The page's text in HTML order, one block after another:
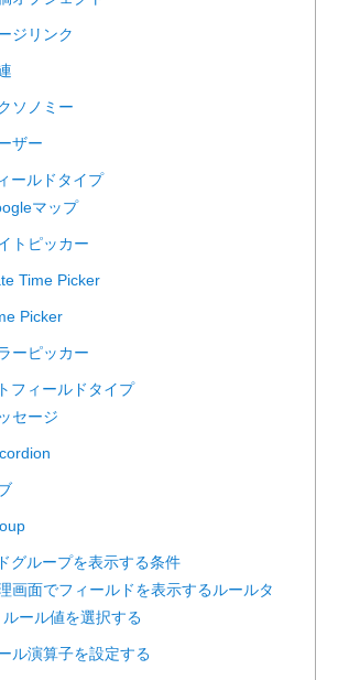
ジリンク
ソノミー
ザー
ールドタイプ
マップ
トピッカー
Time Picker
Picker
ーピッカー
フィールドタイプ
セージ
グループを表示する条件
画面でフィールドを表示するルールタ
ール値を選択する
ル演算子を設定する